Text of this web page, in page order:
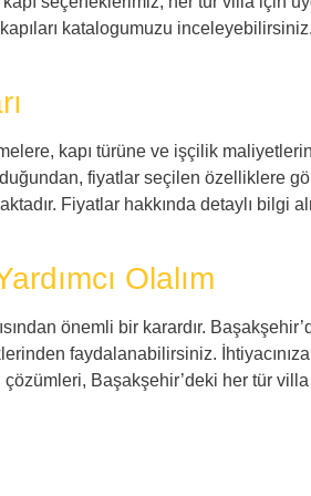
katalogumuzu inceleyebilirsiniz.
kapı türüne ve işçilik
fiyatlar seçilen özelliklere
Fiyatlar hakkında detaylı bilgi
Olalım
önemli bir karardır.
faydalanabilirsiniz.
Başakşehir’deki her tür